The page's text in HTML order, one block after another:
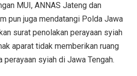
MUI, ANNAS Jateng dan
pun juga mendatangi Polda Jawa
surat penolakan perayaan syiah
aparat tidak memberikan ruang
perayaan syiah di Jawa Tengah.